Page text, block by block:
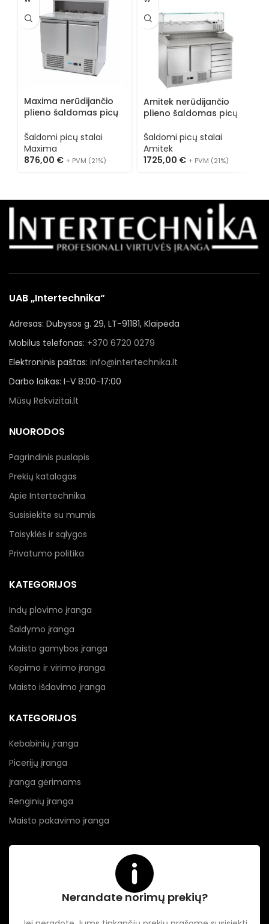
Maxima nerūdijančio
plieno šaldomas picų
Šaldomi picų stalai
Maxima
876,00 € + PVM (21%)
Amitek nerūdijančio
plieno šaldomas picų
AK903PD
Šaldomi picų stalai
Amitek
1725,00 € + PVM (21%)
UAB „Intertechnika“
Adresas: Dubysos g. 29, LT-91181, Klaipėda
Mobilus telefonas: +370 6720 0279
Elektroninis paštas: info@intertechnika.lt
Darbo laikas: I-V 8:00-17:00
Mūsų Rekvizitai.lt
NUORODOS
Pagrindinis puslapis
Prekių katalogas
Apie Intertechnika
Susisiekite su mumis
Taisyklės ir sąlygos
Privatumo politika
KATEGORIJOS
Indų plovimo įranga
Šaldymo įranga
Maisto gamybos įranga
Kepimo ir virimo įranga
Maisto išdavimo įranga
KATEGORIJOS
Kebabinių įranga
Picerijų įranga
Įranga gėrimams
Renginių įranga
Maisto pakavimo įranga
Nerandate norimų prekių?